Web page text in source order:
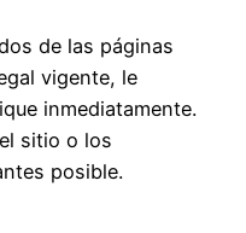
de las páginas
vigente, le
inmediatamente.
sitio o los
posible.